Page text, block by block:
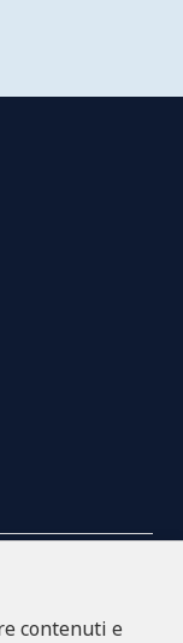
contenuti e